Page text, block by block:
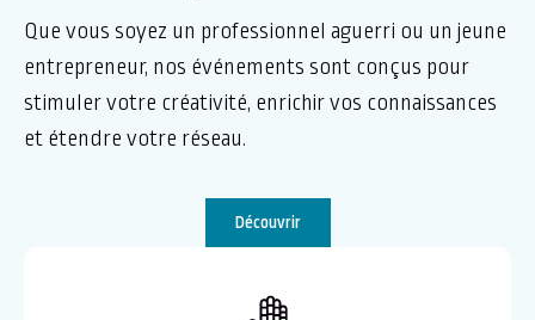
Que vous soyez un professionnel aguerri ou un jeune
entrepreneur, nos événements sont conçus pour
stimuler votre créativité, enrichir vos connaissances
et étendre votre réseau.
Découvrir